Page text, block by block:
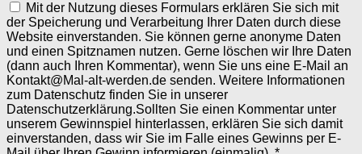
Mit der Nutzung dieses Formulars erklären Sie sich mit
der Speicherung und Verarbeitung Ihrer Daten durch diese
Website einverstanden. Sie können gerne anonyme Daten
und einen Spitznamen nutzen. Gerne löschen wir Ihre Daten
(dann auch Ihren Kommentar), wenn Sie uns eine E-Mail an
Kontakt@Mal-alt-werden.de senden. Weitere Informationen
zum Datenschutz finden Sie in unserer
Datenschutzerklärung.Sollten Sie einen Kommentar unter
unserem Gewinnspiel hinterlassen, erklären Sie sich damit
einverstanden, dass wir Sie im Falle eines Gewinns per E-